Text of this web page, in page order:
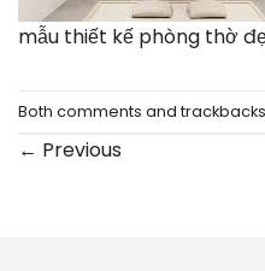
mẫu thiết kế phòng thờ
Both comments and
← Previous